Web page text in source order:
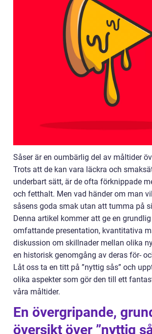
Såser är en oumbärlig del av måltider
Trots att de kan vara läckra och
underbart sätt, är de ofta förknippade
och fetthalt. Men vad händer om man
såsens goda smak utan att tumma på
Denna artikel kommer att ge en
omfattande presentation, kvantitativa
diskussion om skillnader mellan olika
en historisk genomgång av deras för-
Låt oss ta en titt på ”nyttig sås” och
olika aspekter som gör den till ett
våra måltider.
En övergripande,
översikt över ”nyttig